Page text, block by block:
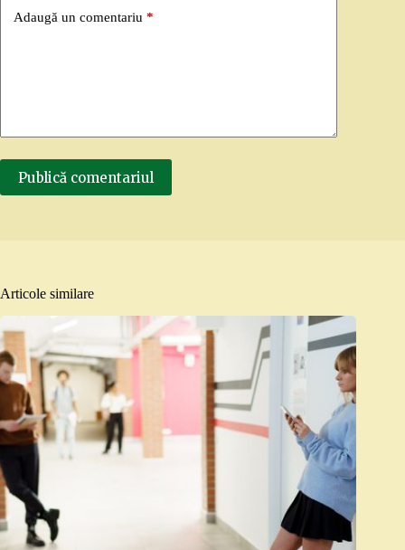
Adaugă un comentariu *
Publică comentariul
Articole similare